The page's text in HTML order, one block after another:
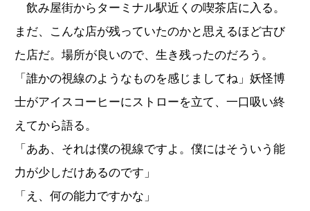
飲み屋街からターミナル駅近くの喫茶店に入る。
まだ、こんな店が残っていたのかと思えるほど古び
た店だ。場所が良いので、生き残ったのだろう。
「誰かの視線のようなものを感じましてね」妖怪博
士がアイスコーヒーにストローを立て、一口吸い終
えてから語る。
「ああ、それは僕の視線ですよ。僕にはそういう能
力が少しだけあるのです」
「え、何の能力ですかな」